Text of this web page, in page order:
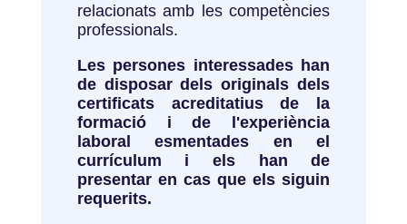
relacionats amb les competències
professionals.
Les persones interessades han
de disposar dels originals dels
certificats acreditatius de la
formació i de l'experiència
laboral esmentades en el
currículum i els han de
presentar en cas que els siguin
requerits.